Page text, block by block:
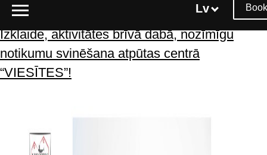
Lv
Izklaide, aktivitātes brīvā dabā, nozīmīgu
notikumu svinēšana atpūtas centrā
“VIESĪTES”!